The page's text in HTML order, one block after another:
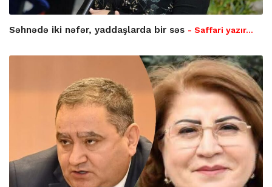
Səhnədə iki nəfər, yaddaşlarda bir səs - Saffari yazır…